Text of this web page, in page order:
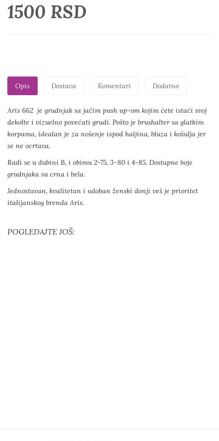
1500 RSD
Opis Dostava Komentari Dodatno
Aris 662 je grudnjak sa jačim push up-om kojim ćete istaći svoj
dekolte i vizuelno povećati grudi. Pošto je brushalter sa glatkim
korpama, idealan je za nošenje ispod haljina, bluza i košulja jer
se ne ocrtava.
Radi se u dubini B, i obimu 2-75, 3-80 i 4-85. Dostupne boje
grudnjaka su crna i bela.
Jednostavan, kvalitetan i udoban ženski donji veš je prioritet
italijanskog brenda Aris.
POGLEDAJTE JOŠ: